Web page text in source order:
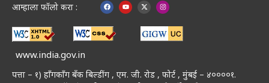
आम्हाला फॉलो करा :
www.india.gov.in
पत्ता – १) हॉंगकॉंग बँक बिल्डींग , एम. जी. रोड , फोर्ट , मुंबई – ४००००१.